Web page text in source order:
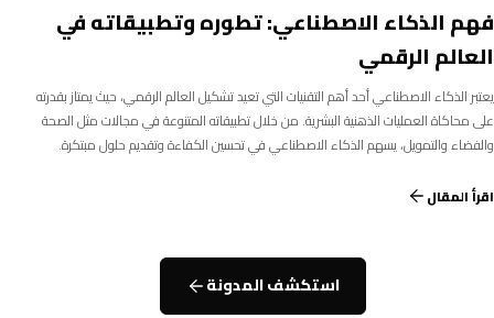
فهم الذكاء الاصطناعي: تطوره وتطبيقاته في
العالم الرقمي
يعتبر الذكاء الاصطناعي أحد أهم التقنيات التي تعيد تشكيل العالم الرقمي، حيث يمتاز بقدرته
على محاكاة العمليات الذهنية البشرية. من خلال تطبيقاته المتنوعة في مجالات مثل الصحة
والفضاء والتمويل، يسهم الذكاء الاصطناعي في تحسين الكفاءة وتقديم حلول مبتكرة.
اقرأ المقال
استكشف المدونة